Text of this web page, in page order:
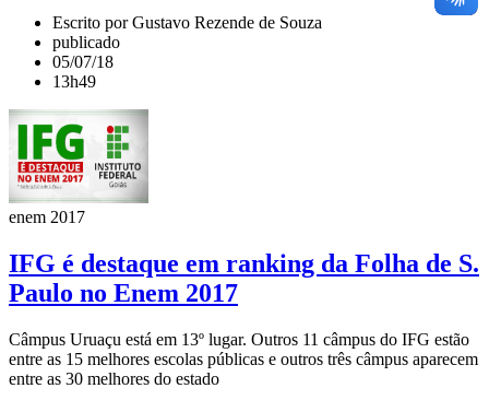
Escrito por Gustavo Rezende de Souza
publicado
05/07/18
13h49
enem 2017
IFG é destaque em ranking da Folha de S.
Paulo no Enem 2017
Câmpus Uruaçu está em 13º lugar. Outros 11 câmpus do IFG estão
entre as 15 melhores escolas públicas e outros três câmpus aparecem
entre as 30 melhores do estado